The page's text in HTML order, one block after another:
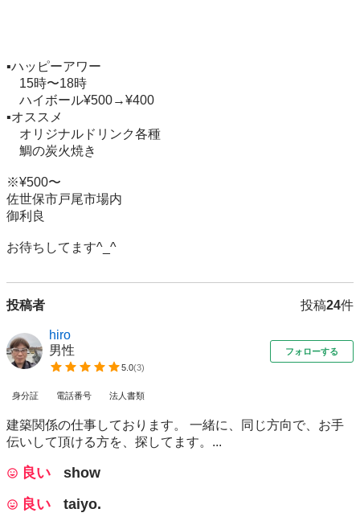
▪️ハッピーアワー
15時〜18時
▪️オススメ
オリジナルドリンク各種
鯛の炭火焼き
※¥500〜
佐世保市戸尾市場内
御利良
お待ちしてます^_^
投稿者 投稿24件
hiro
男性
5.0(3)
フォローする
身分証 電話番号 法人書類
建築関係の仕事しております。 一緒に、同じ方向で、お手
伝いして頂ける方を、探してます。...
良い
show
良い
taiyo.